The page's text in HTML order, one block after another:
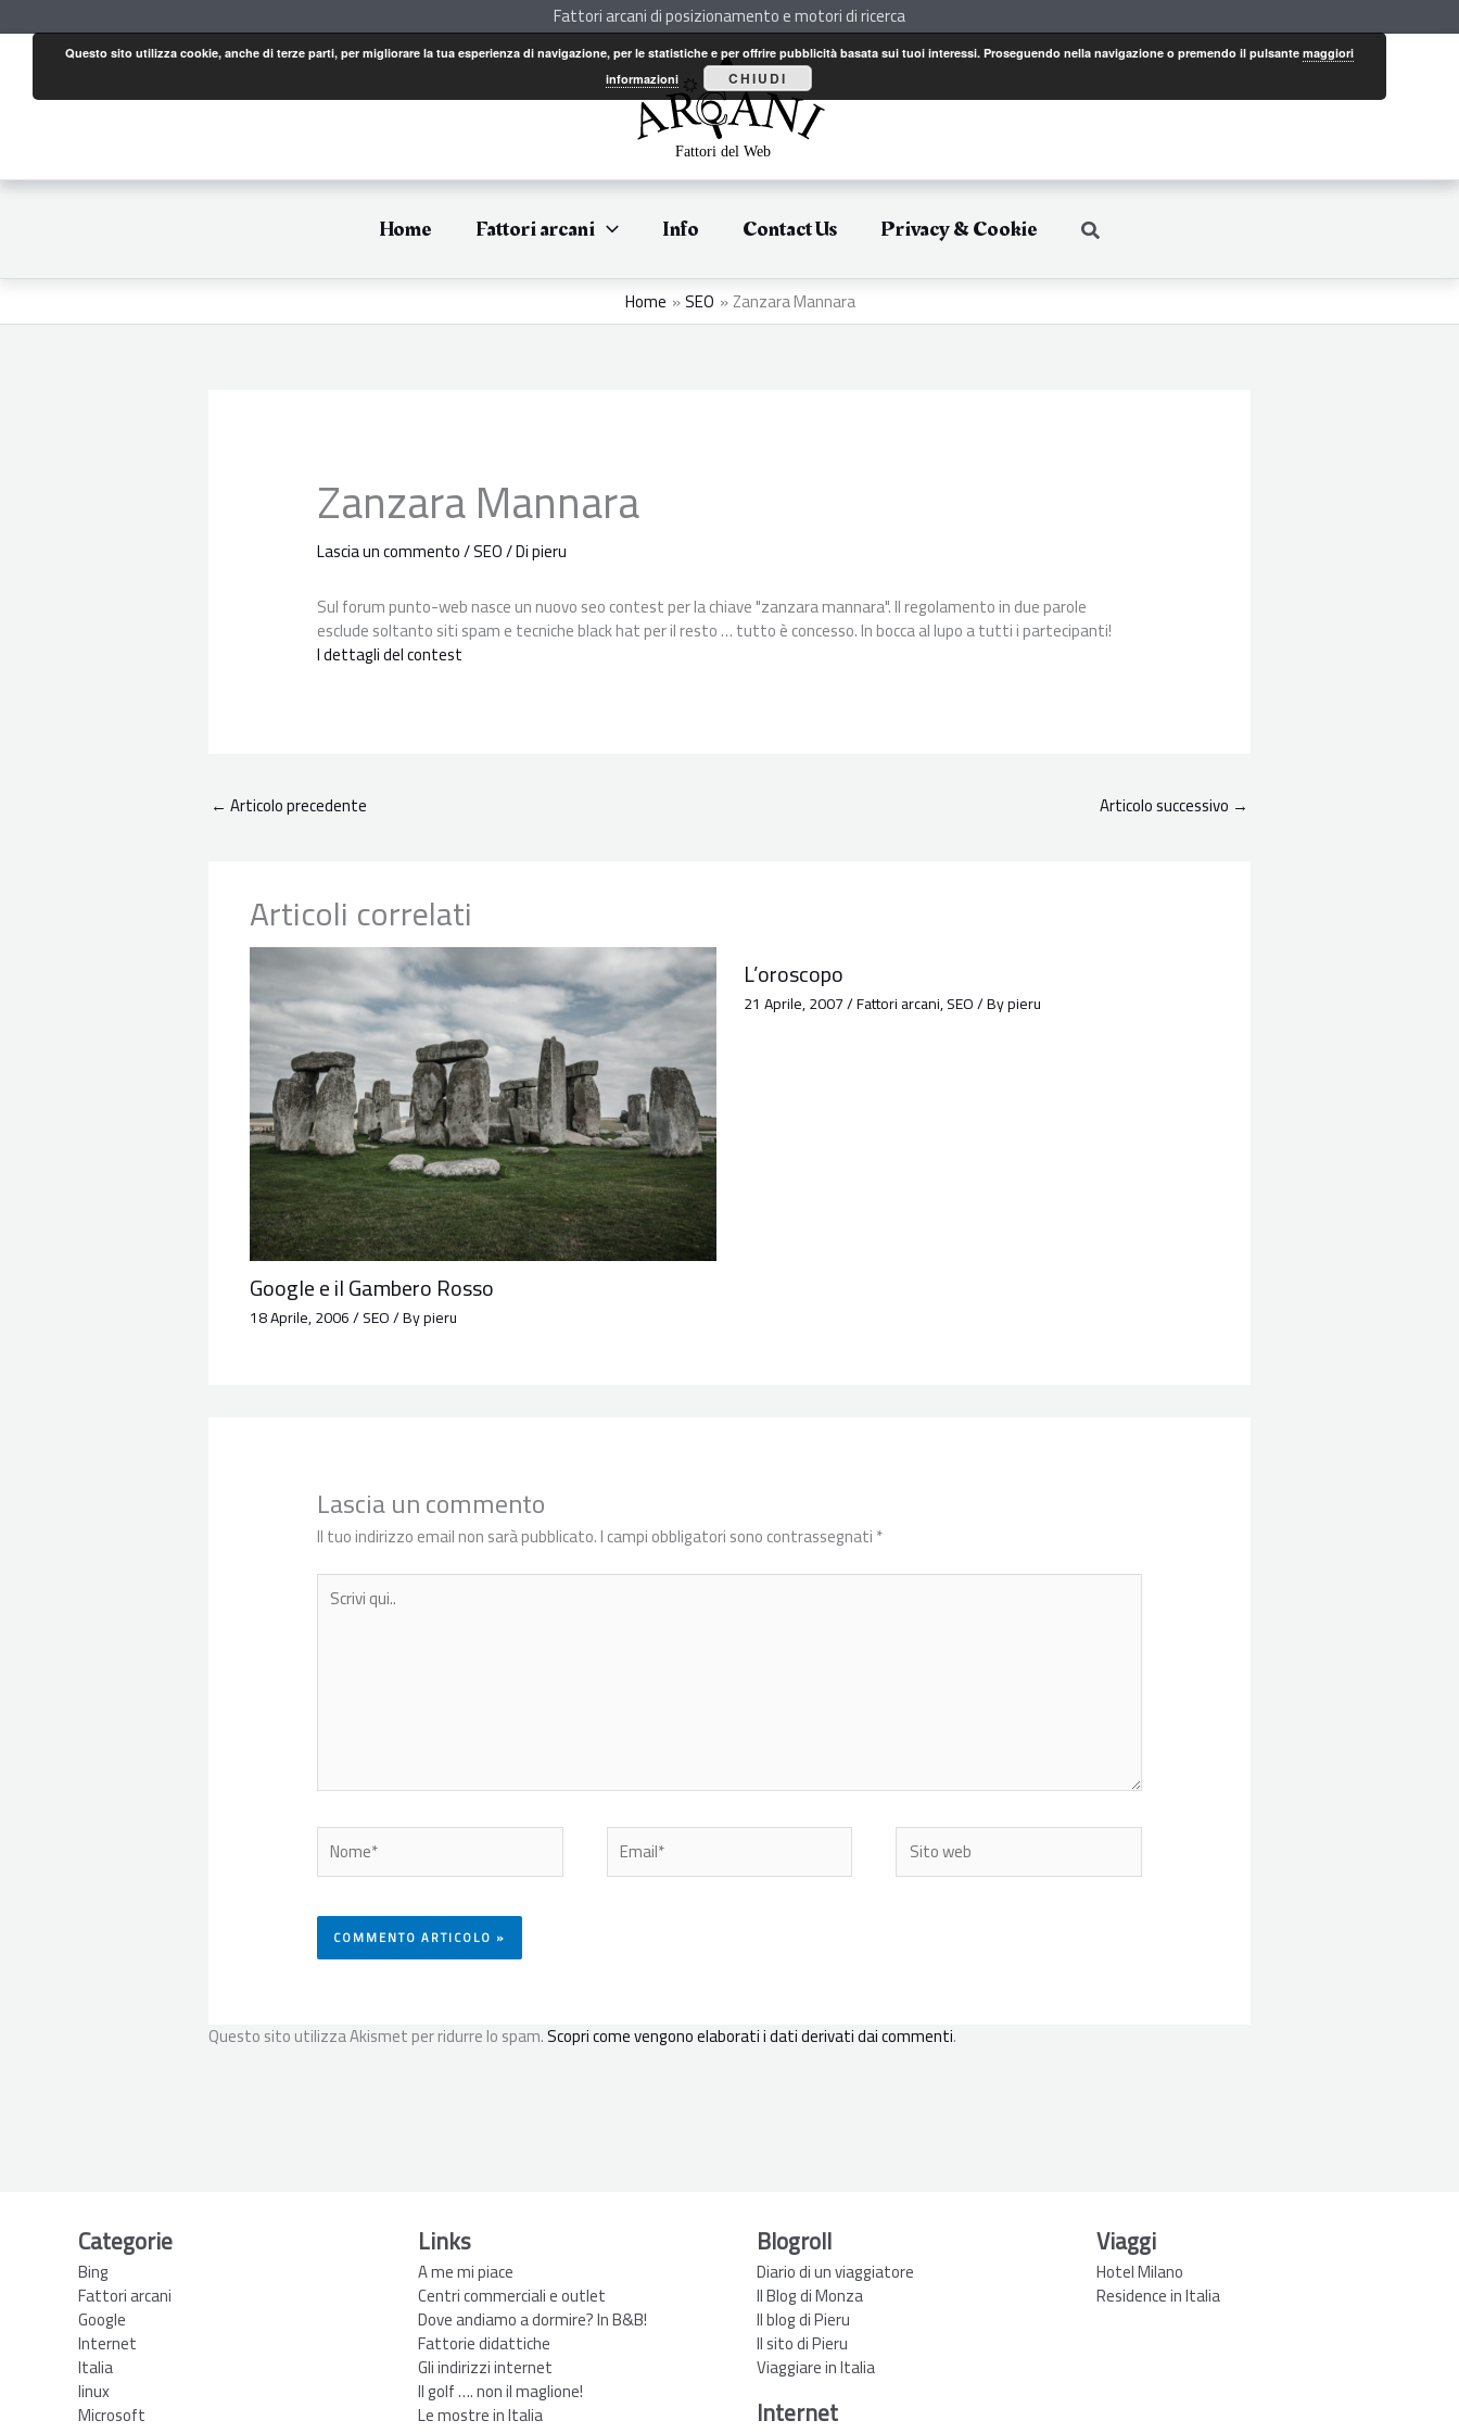
al
contenuto
Fattori arcani di posizionamento e motori di ricerca
Home Fattori arcani Info Contact Us Privacy & Cookie Cerca
Home SEO Zanzara Mannara
Zanzara Mannara
Lascia un commento/SEO/ Dipieru
Sul forum punto-web nasce un nuovo seo contest per la chiave "zanzara mannara". Il regolamento in due parole
esclude soltanto siti spam e tecniche black hat per il resto … tutto è concesso. In bocca al lupo a tutti i partecipanti!
I dettagli del contest
← Articolo precedente Articolo successivo →
Articoli correlati
Google e il Gambero Rosso
18 Aprile, 2006/SEO/ Bypieru
L’oroscopo
21 Aprile, 2007/Fattori arcani,SEO/ Bypieru
Lascia un commento
Il tuo indirizzo email non sarà pubblicato.I campi obbligatori sono contrassegnati*
Scrivi
qui..
Nome* Email* Sito
web
Questo sito utilizza Akismet per ridurre lo spam.Scopri come vengono elaborati i dati derivati dai commenti.
Categorie
Bing
Fattori arcani
Google
Internet
Italia
linux
Microsoft
Links
A me mi piace
Centri commerciali e outlet
Dove andiamo a dormire? In B&B!
Fattorie didattiche
Gli indirizzi internet
Il golf …. non il maglione!
Le mostre in Italia
Blogroll
Diario di un viaggiatore
Il Blog di Monza
Il blog di Pieru
Il sito di Pieru
Viaggiare in Italia
Internet
Viaggi
Hotel Milano
Residence in Italia
Questo sito utilizza cookie, anche di terze parti, per migliorare la tua esperienza di navigazione, per le statistiche e per offrire pubblicità basata sui tuoi interessi. Proseguendo nella navigazione o premendo il pulsante maggiori
informazioni
CHIUDI